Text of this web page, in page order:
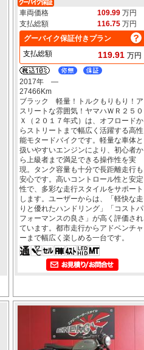
車両価格 109.99 万円
支払総額
116.75 万円
グーバイク保証付きプラン
支払総額
119.91 万円
2017年 ―
27466Km
ブラック 軽量！トルクもりもり！ア
スリートな雰囲気！ヤマハＷＲ２５０
Ｘ（２０１７年式）は、オフロードか
らストリートまで幅広く活躍する高性
能モタードバイクです。軽量な車体と
扱いやすいエンジンにより、初心者か
ら上級者まで満足できる操作性を実
現。タンク容量も十分で長距離走行も
安心です。高いコントロール性と安定
性で、多彩な走行スタイルをサポート
します。ユーザーからは、「軽快な走
りと優れたハンドリング」「コストパ
フォーマンスの良さ」が高く評価され
ています。都市走行からアドベンチャ
ーまで幅広く楽しめる一台です。